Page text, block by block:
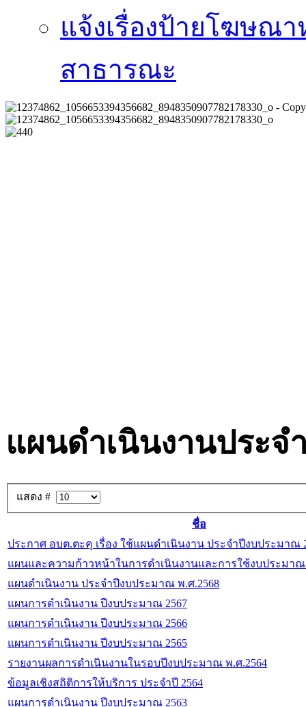
แจ้งเรื่องป้ายโฆษณ
สาธารณะ
แผนดำเนินงานประจ
แสดง #
ชื่อ
ประกาศ อบต.ตะคุ เรื่อง ใช้แผนดำเนินงาน ประจำปีงบประมาณ
แผนและความก้าวหน้าในการดำเนินงานและการใช้งบประมาณ
แผนดำเนินงาน ประจำปีงบประมาณ พ.ศ.2568
แผนการดำเนินงาน ปีงบประมาณ 2567
แผนการดำเนินงาน ปีงบประมาณ 2566
แผนการดำเนินงาน ปีงบประมาณ 2565
รายงานผลการดำเนินงานในรอบปีงบประมาณ พ.ศ.2564
ข้อมูลเชิงสถิติการให้บริการ ประจำปี 2564
แผนการดำเนินงาน ปีงบประมาณ 2563